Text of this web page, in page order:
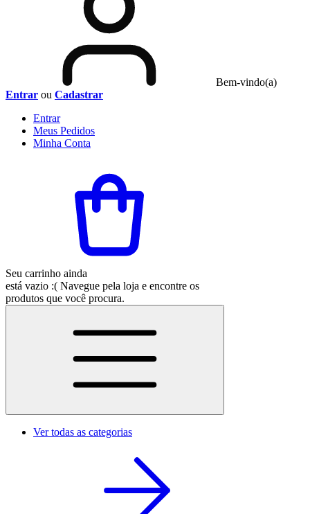
Bem-vindo(a)
Entrar ou Cadastrar
Entrar
Meus Pedidos
Minha Conta
Seu carrinho ainda
está vazio :( Navegue pela loja e encontre os
produtos que você procura.
Ver todas as categorias